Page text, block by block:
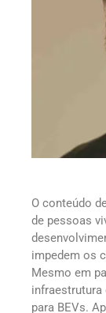
O conteúdo
de pessoas
impedem os
Mesmo em
infraestrutura
para BEVs.